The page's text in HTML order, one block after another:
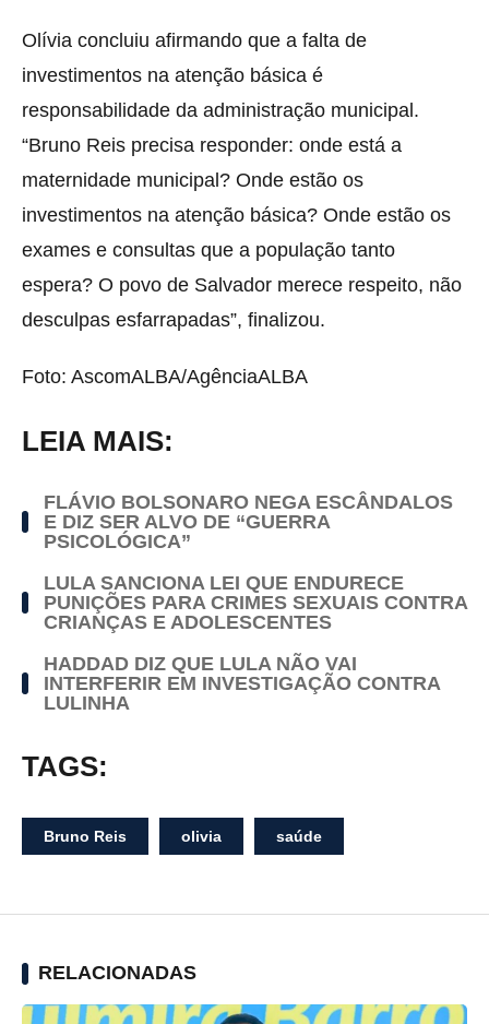
Olívia concluiu afirmando que a falta de
investimentos na atenção básica é
responsabilidade da administração municipal.
“Bruno Reis precisa responder: onde está a
maternidade municipal? Onde estão os
investimentos na atenção básica? Onde estão os
exames e consultas que a população tanto
espera? O povo de Salvador merece respeito, não
desculpas esfarrapadas”, finalizou.
Foto: AscomALBA/AgênciaALBA
LEIA MAIS:
FLÁVIO BOLSONARO NEGA ESCÂNDALOS
E DIZ SER ALVO DE “GUERRA
PSICOLÓGICA”
LULA SANCIONA LEI QUE ENDURECE
PUNIÇÕES PARA CRIMES SEXUAIS CONTRA
CRIANÇAS E ADOLESCENTES
HADDAD DIZ QUE LULA NÃO VAI
INTERFERIR EM INVESTIGAÇÃO CONTRA
LULINHA
TAGS:
Bruno Reis olivia saúde
RELACIONADAS